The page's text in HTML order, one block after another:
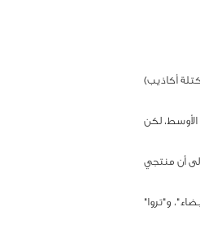
(كتلة أكاذيب)
لكن
أن منتجي
و"تروا"